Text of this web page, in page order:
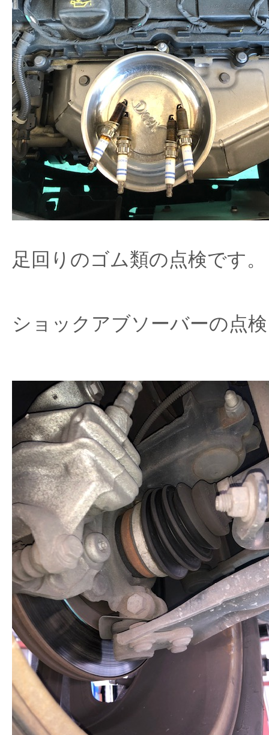
足回りのゴム類の点検です。
ショックアブソーバーの点